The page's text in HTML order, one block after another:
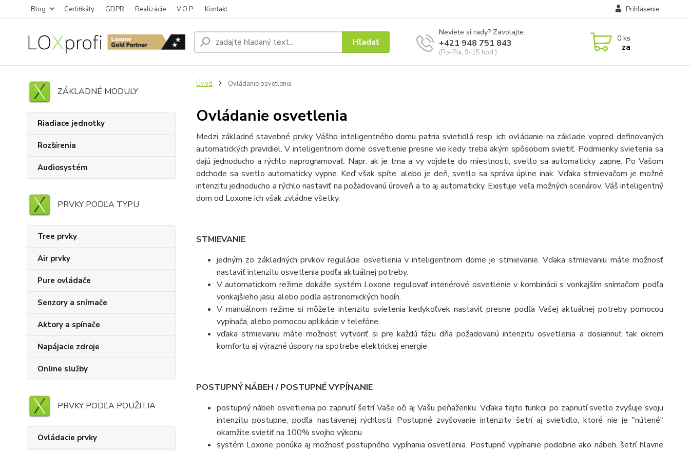
Blog Certifikáty GDPR Realizácie V.O.P. Kontakt Prihlásenie
Hľadať
Neviete si rady? Zavolajte.
+421 948 751 843
(Po-Pia, 9-15 hod.)
0 ks
za
ZÁKLADNÉ MODULY
Riadiace jednotky
Rozšírenia
Audiosystém
PRVKY PODĽA TYPU
Tree prvky
Air prvky
Pure ovládače
Senzory a snímače
Aktory a spínače
Napájacie zdroje
Online služby
PRVKY PODĽA POUŽITIA
Ovládacie prvky
Úvod Ovládanie osvetlenia
Ovládanie osvetlenia
Medzi základné stavebné prvky Vášho inteligentného domu patria svietidlá resp. ich ovládanie na základe vopred definovaných
automatických pravidiel. V inteligentnom dome osvetlenie presne vie kedy treba akým spôsobom svietiť. Podmienky svietenia sa
dajú jednoducho a rýchlo naprogramovať. Napr. ak je tma a vy vojdete do miestnosti, svetlo sa automaticky zapne. Po Vašom
odchode sa svetlo automaticky vypne. Keď však spíte, alebo je deň, svetlo sa správa úplne inak. Vďaka stmievačom je možné
intenzitu jednoducho a rýchlo nastaviť na požadovanú úroveň a to aj automaticky. Existuje veľa možných scenárov. Váš inteligentný
dom od Loxone ich však zvládne všetky.
STMIEVANIE
jedným zo základných prvkov regulácie osvetlenia v inteligentnom dome je stmievanie. Vďaka stmievaniu máte možnosť
nastaviť intenzitu osvetlenia podľa aktuálnej potreby.
V automatickom režime dokáže systém Loxone regulovať interiérové osvetlenie v kombinácii s vonkajším snímačom podľa
vonkajšieho jasu, alebo podľa astronomických hodín.
V manuálnom režime si môžete intenzitu svietenia kedykoľvek nastaviť presne podľa Vašej aktuálnej potreby pomocou
vypínača, alebo pomocou aplikácie v telefóne.
vďaka stmievaniu máte možnosť vytvoriť si pre každú fázu dňa požadovanú intenzitu osvetlenia a dosiahnuť tak okrem
komfortu aj výrazné úspory na spotrebe elektrickej energie
POSTUPNÝ NÁBEH / POSTUPNÉ VYPÍNANIE
postupný nábeh osvetlenia po zapnutí šetrí Vaše oči aj Vašu peňaženku. Vďaka tejto funkcii po zapnutí svetlo zvyšuje svoju
intenzitu postupne, podľa nastavenej rýchlosti. Postupné zvyšovanie intenzity šetrí aj svietidlo, ktoré nie je "nútené"
okamžite svietiť na 100% svojho výkonu
systém Loxone ponúka aj možnosť postupného vypínania osvetlenia. Postupné vypínanie podobne ako nábeh, šetrí hlavne